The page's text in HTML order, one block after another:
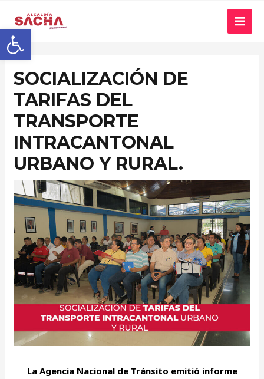
Abrir barra de herramientas
SOCIALIZACIÓN DE
TARIFAS DEL
TRANSPORTE
INTRACANTONAL
URBANO Y RURAL.
La Agencia Nacional de Tránsito emitió informe